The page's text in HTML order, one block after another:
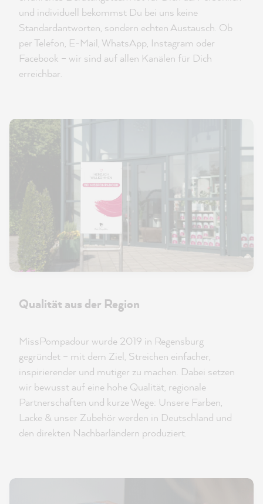
und individuell bekommst Du bei uns keine
Standardantworten, sondern echten Austausch. Ob
per Telefon, E-Mail, WhatsApp, Instagram oder
Facebook – wir sind auf allen Kanälen für Dich
erreichbar.
Qualität aus der Region
MissPompadour wurde 2019 in Regensburg
gegründet – mit dem Ziel, Streichen einfacher,
inspirierender und mutiger zu machen. Dabei setzen
wir bewusst auf eine hohe Qualität, regionale
Partnerschaften und kurze Wege: Unsere Farben,
Lacke & unser Zubehör werden in Deutschland und
den direkten Nachbarländern produziert.